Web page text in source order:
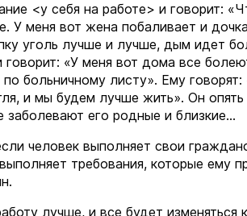
<у себя на работе> и говорит:
У меня вот жена побаливает и
уголь лучше и лучше, дым идет
говорит: «У меня вот дома все
больничному листу». Ему
и мы будем лучше жить». Он опять
его родные и близкие…
человек выполняет свои
требования, которые ему
лучше, и все будет изменяться